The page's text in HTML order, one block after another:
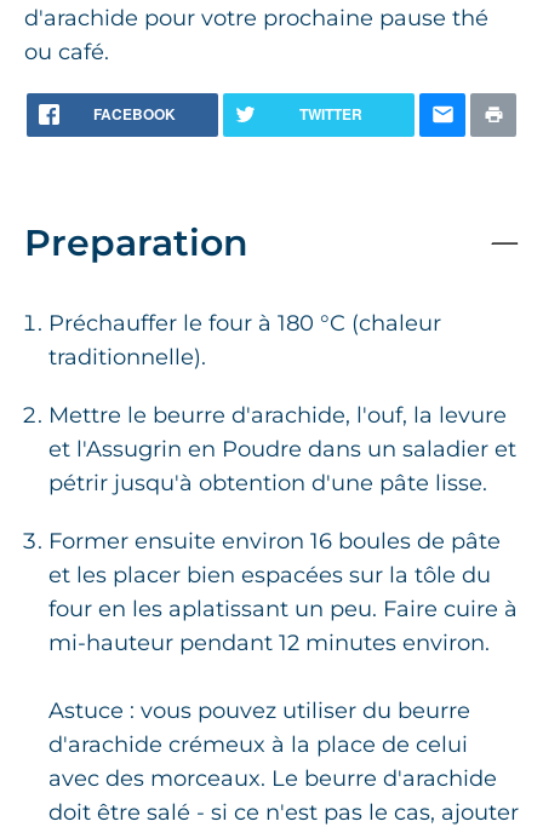
d'arachide pour votre prochaine pause thé
ou café.
FACEBOOK TWITTER
Preparation
Préchauffer le four à 180 °C (chaleur
traditionnelle).
Mettre le beurre d'arachide, l'ouf, la levure
et l'Assugrin en Poudre dans un saladier et
pétrir jusqu'à obtention d'une pâte lisse.
Former ensuite environ 16 boules de pâte
et les placer bien espacées sur la tôle du
four en les aplatissant un peu. Faire cuire à
mi-hauteur pendant 12 minutes environ.
Astuce : vous pouvez utiliser du beurre
d'arachide crémeux à la place de celui
avec des morceaux. Le beurre d'arachide
doit être salé - si ce n'est pas le cas, ajouter